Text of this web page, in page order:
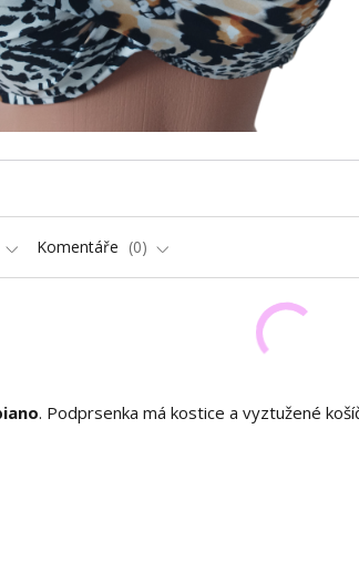
Komentáře 0
. Podprsenka má kostice a vyztužené